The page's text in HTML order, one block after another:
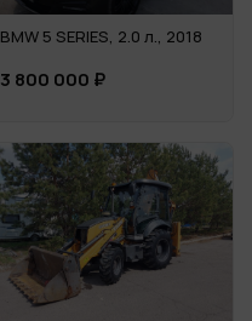
BMW 5 SERIES, 2.0 л., 2018
3 800 000 ₽